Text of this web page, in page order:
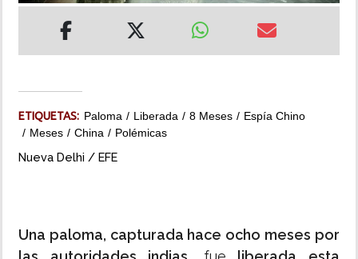
ETIQUETAS: Paloma Liberada 8 Meses
Espía Chino
Meses
China Polémicas
Nueva Delhi / EFE
Una paloma, capturada hace ocho meses por